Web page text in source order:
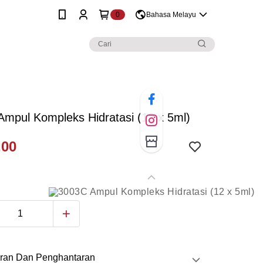
0 Bahasa Melayu
Kompleks Hidratasi (12 x 5ml)
Dan Penghantaran